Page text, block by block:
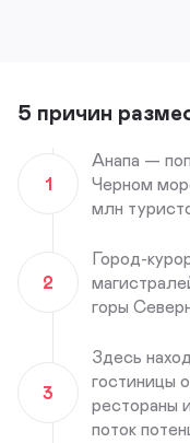
5 причин
1
Анапа —
Черном
млн
2
Город-
горы
3
Здесь
гостиницы
рестораны
поток